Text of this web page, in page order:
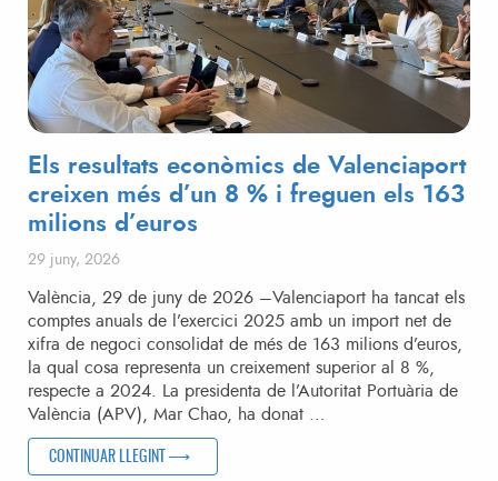
Els resultats econòmics de Valenciaport
creixen més d’un 8 % i freguen els 163
milions d’euros
Posted on
29 juny, 2026
València, 29 de juny de 2026 –Valenciaport ha tancat els
comptes anuals de l’exercici 2025 amb un import net de
xifra de negoci consolidat de més de 163 milions d’euros,
la qual cosa representa un creixement superior al 8 %,
respecte a 2024. La presidenta de l’Autoritat Portuària de
València (APV), Mar Chao, ha donat …
CONTINUAR LLEGINT “ELS RESULTATS ECONÒMICS DE VALENCIAPORT